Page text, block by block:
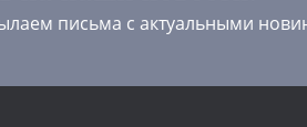
письма с актуальными